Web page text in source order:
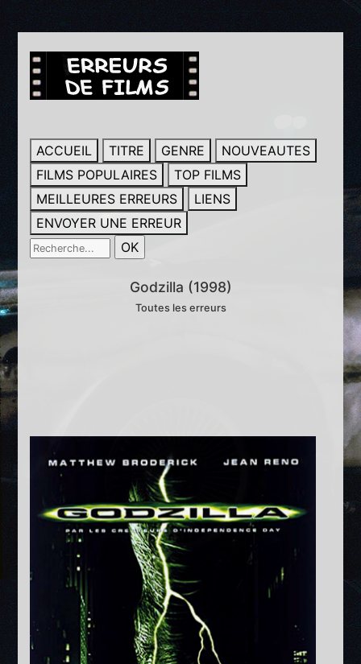
ACCUEIL TITRE GENRE
NOUVEAUTES
FILMS POPULAIRES
TOP FILMS
MEILLEURES ERREURS
LIENS
ENVOYER UNE ERREUR
Godzilla (1998)
Toutes les erreurs